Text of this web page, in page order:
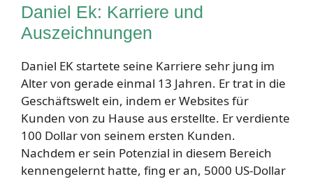
Daniel Ek: Karriere und
Auszeichnungen
Daniel EK startete seine Karriere sehr jung im
Alter von gerade einmal 13 Jahren. Er trat in die
Geschäftswelt ein, indem er Websites für
Kunden von zu Hause aus erstellte. Er verdiente
100 Dollar von seinem ersten Kunden.
Nachdem er sein Potenzial in diesem Bereich
kennengelernt hatte, fing er an, 5000 US-Dollar